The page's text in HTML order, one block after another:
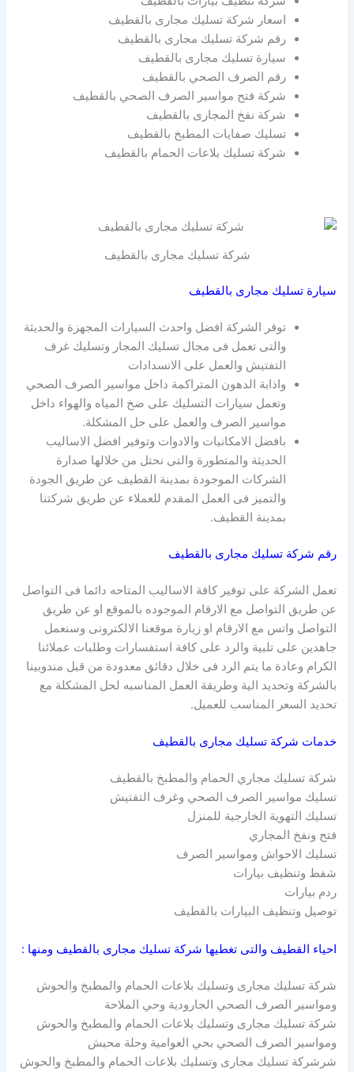
اسعار شركة تسليك مجارى بالقطيف
رقم شركة تسليك مجارى بالقطيف
سيارة تسليك مجارى بالقطيف
رقم الصرف الصحي بالقطيف
شركة فتح مواسير الصرف الصحي بالقطيف
شركة نفخ المجارى بالقطيف
تسليك صفايات المطبخ بالقطيف
شركة تسليك بلاعات الحمام بالقطيف
شركة تسليك مجارى بالقطيف
سيارة تسليك مجارى بالقطيف
توفر الشركة افضل واحدث السيارات المجهزة والحديثة
والتى تعمل فى مجال تسليك المجار وتسليك غرف
التفتيش والعمل على الانسدادات
واذابة الدهون المتراكمة داخل مواسير الصرف الصحي
وتعمل سيارات التسليك على ضخ المياه والهواء داخل
مواسير الصرف والعمل على حل المشكلة.
بافضل الامكانيات والادوات وتوفير افضل الاساليب
الحديثة والمتطورة والتى نحتل من خلالها صدارة
الشركات الموجودة بمدينة القطيف عن طريق الجودة
والتميز فى العمل المقدم للعملاء عن طريق شركتنا
بمدينة القطيف.
رقم شركة تسليك مجارى بالقطيف
تعمل الشركة على توفير كافة الاساليب المتاحه دائما فى التواصل
عن طريق التواصل مع الارقام الموجوده بالموقع او عن طريق
التواصل واتس مع الارقام او زيارة موقعنا الالكترونى وسنعمل
جاهدين على تلبية والرد على كافة استفسارات وطلبات عملائنا
الكرام وعادة ما يتم الرد فى خلال دقائق معدودة من قبل مندوبينا
بالشركة وتحديد الية وطريقة العمل المناسبه لحل المشكلة مع
تحديد السعر المناسب للعميل.
خدمات شركة تسليك مجارى بالقطيف
شركة تسليك مجاري الحمام والمطبخ بالقطيف
تسليك مواسير الصرف الصحي وغرف التفتيش
تسليك التهوية الخارجية للمنزل
فتح ونفخ المجاري
تسليك الاحواش ومواسير الصرف
شفط وتنظيف بيارات
ردم بيارات
توصيل وتنظيف البيارات بالقطيف
احياء القطيف والتى تغطيها شركة تسليك مجارى بالقطيف ومنها :
شركة تسليك مجارى وتسليك بلاعات الحمام والمطبخ والحوش
ومواسير الصرف الصحي الجارودية وحي الملاحة
شركة تسليك مجارى وتسليك بلاعات الحمام والمطبخ والحوش
ومواسير الصرف الصحي بحي العوامية وحلة محيش
شرشركة تسليك مجارى وتسليك بلاعات الحمام والمطبخ والحوش